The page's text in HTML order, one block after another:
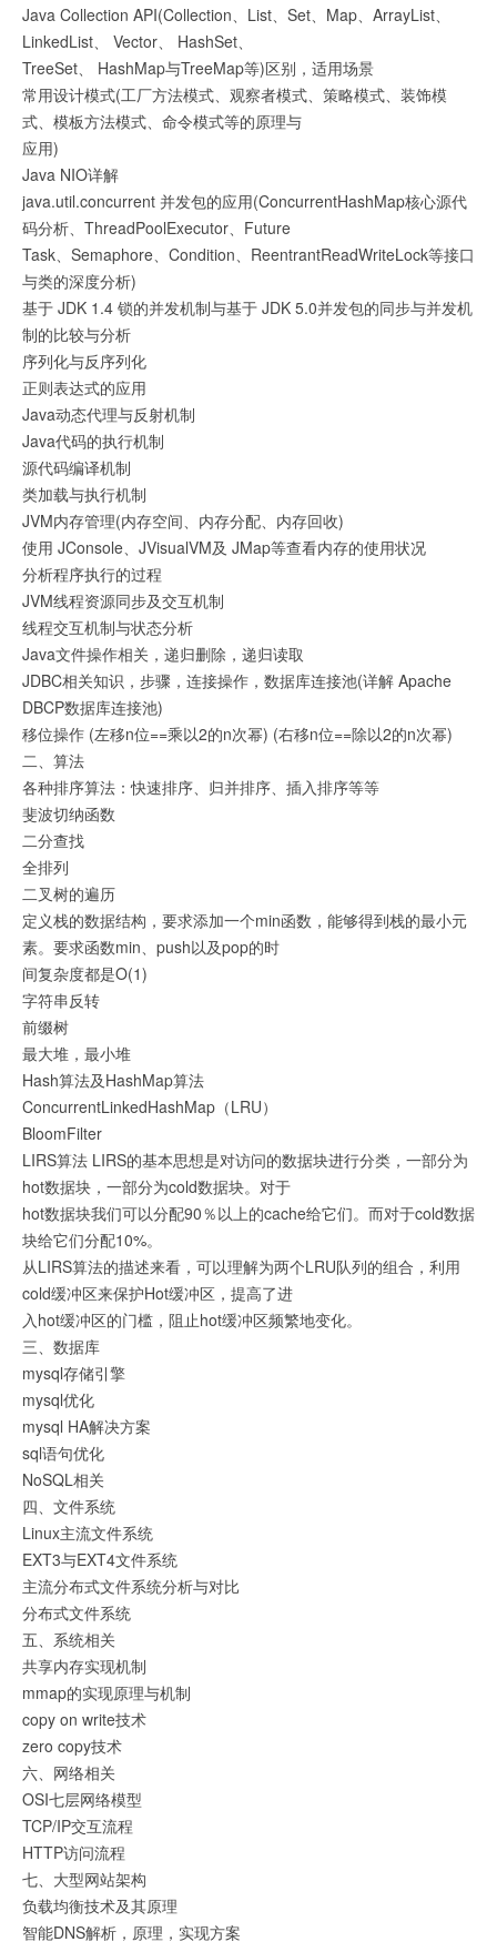
Java Collection API(Collection、List、Set、Map、ArrayList、
LinkedList、 Vector、 HashSet、
TreeSet、 HashMap与TreeMap等)区别，适用场景
常用设计模式(工厂方法模式、观察者模式、策略模式、装饰模
式、模板方法模式、命令模式等的原理与
应用)
Java NIO详解
java.util.concurrent 并发包的应用(ConcurrentHashMap核心源代
码分析、ThreadPoolExecutor、Future
Task、Semaphore、Condition、ReentrantReadWriteLock等接口
与类的深度分析)
基于 JDK 1.4 锁的并发机制与基于 JDK 5.0并发包的同步与并发机
制的比较与分析
序列化与反序列化
正则表达式的应用
Java动态代理与反射机制
Java代码的执行机制
源代码编译机制
类加载与执行机制
JVM内存管理(内存空间、内存分配、内存回收)
使用 JConsole、JVisualVM及 JMap等查看内存的使用状况
分析程序执行的过程
JVM线程资源同步及交互机制
线程交互机制与状态分析
Java文件操作相关，递归删除，递归读取
JDBC相关知识，步骤，连接操作，数据库连接池(详解 Apache
DBCP数据库连接池)
移位操作 (左移n位==乘以2的n次幂) (右移n位==除以2的n次幂)
二、算法
各种排序算法：快速排序、归并排序、插入排序等等
斐波切纳函数
二分查找
全排列
二叉树的遍历
定义栈的数据结构，要求添加一个min函数，能够得到栈的最小元
素。要求函数min、push以及pop的时
间复杂度都是O(1)
字符串反转
前缀树
最大堆，最小堆
Hash算法及HashMap算法
ConcurrentLinkedHashMap（LRU）
BloomFilter
LIRS算法 LIRS的基本思想是对访问的数据块进行分类，一部分为
hot数据块，一部分为cold数据块。对于
hot数据块我们可以分配90％以上的cache给它们。而对于cold数据
块给它们分配10%。
从LIRS算法的描述来看，可以理解为两个LRU队列的组合，利用
cold缓冲区来保护Hot缓冲区，提高了进
入hot缓冲区的门槛，阻止hot缓冲区频繁地变化。
三、数据库
mysql存储引擎
mysql优化
mysql HA解决方案
sql语句优化
NoSQL相关
四、文件系统
Linux主流文件系统
EXT3与EXT4文件系统
主流分布式文件系统分析与对比
分布式文件系统
五、系统相关
共享内存实现机制
mmap的实现原理与机制
copy on write技术
zero copy技术
六、网络相关
OSI七层网络模型
TCP/IP交互流程
HTTP访问流程
七、大型网站架构
负载均衡技术及其原理
智能DNS解析，原理，实现方案